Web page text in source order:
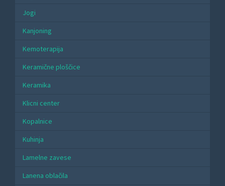
Jogi
Kanjoning
Kemoterapija
Keramične ploščice
Keramika
Klicni center
Kopalnice
Kuhinja
Lamelne zavese
Lanena oblačila